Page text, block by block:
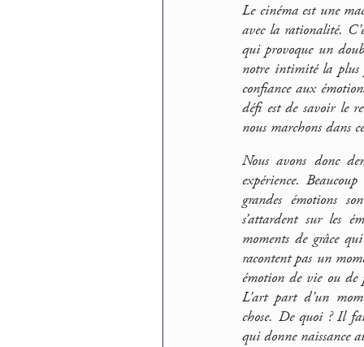
Le cinéma est une
avec la rationalité.
qui provoque un
notre intimité la plus
confiance aux
défi est de savoir le
nous marchons dans
Nous avons donc
expérience.
grandes émotions
s’attardent sur les
moments de grâce
racontent pas un
émotion de vie ou de
L’art part d’un
chose. De quoi ? Il
qui donne naissance